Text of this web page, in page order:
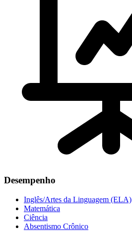
Desempenho
Inglês/Artes da Linguagem (ELA)
Matemática
Ciência
Absentismo Crônico